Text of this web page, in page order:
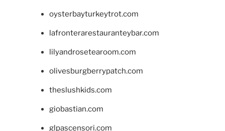
oysterbayturkeytrot.com
lafronterarestauranteybar.com
lilyandrosetearoom.com
olivesburgberrypatch.com
theslushkids.com
giobastian.com
glpascensori.com